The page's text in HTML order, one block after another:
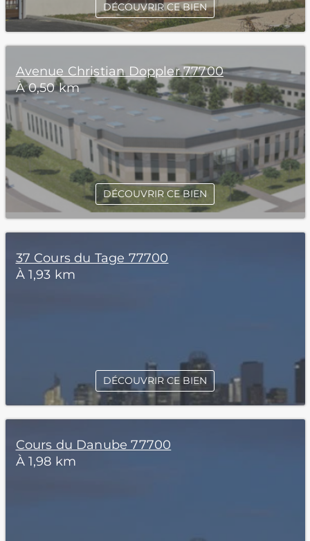
DÉCOUVRIR CE BIEN
Avenue Christian Doppler 77700
À 0,50 km
DÉCOUVRIR CE BIEN
37 Cours du Tage 77700
À 1,93 km
DÉCOUVRIR CE BIEN
Cours du Danube 77700
À 1,98 km